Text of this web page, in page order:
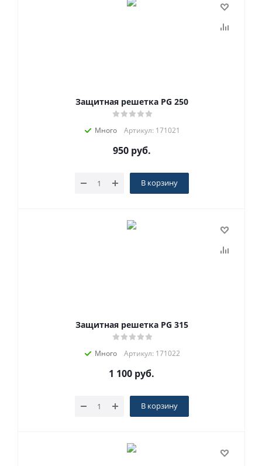
Защитная решетка PG 250
Много Артикул: 171021
950руб.
В корзину
Защитная решетка PG 315
Много Артикул: 171022
1 100 руб.
В корзину